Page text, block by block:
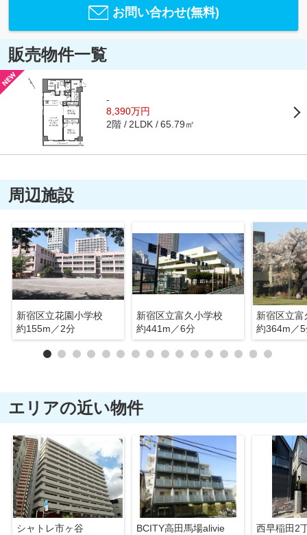
お問い合わせ(無料)
販売物件一覧
-
8,390万円
2階 2LDK 65.79㎡
周辺施設
新宿区立花園小学校
約155m／2分
新宿区立富久小学校
約441m／6分
約364m／
エリアの近い物件
シャトレ市ヶ谷
BCITY高田馬場alivie
西早稲田2